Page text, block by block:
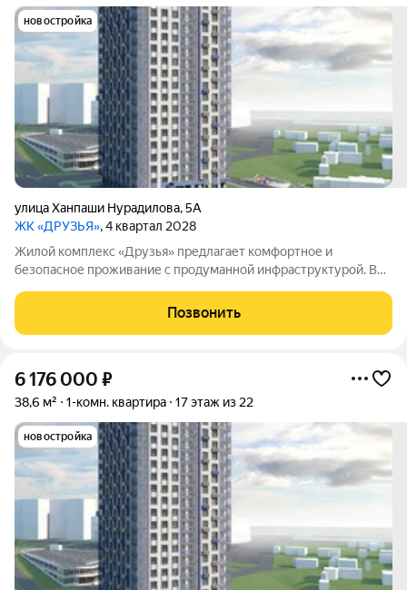
новостройка
улица Ханпаши Нурадилова,5А
ЖК «ДРУЗЬЯ», 4 квартал 2028
Жилой комплекс «Друзья» предлагает комфортное и
безопасное проживание с продуманной инфраструктурой. Во
проложены велосипедные дорожки, оборудованы детские и
спортивные площадки. Сам дом оснащён
Позвонить
6 176 000 ₽
38,6 м² 1-комн. квартира 17 этаж из 22
новостройка